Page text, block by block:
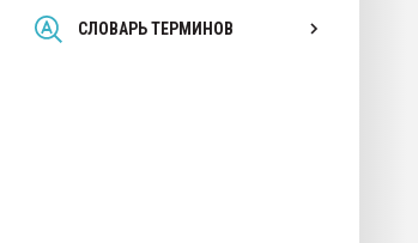
СЛОВАРЬ ТЕРМИНОВ